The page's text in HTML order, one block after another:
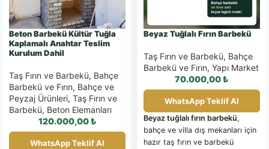
Beton Barbekü Kültür Tuğla
Kaplamalı Anahtar Teslim
Kurulum Dahil
Taş Fırın ve Barbekü, Bahçe
Barbekü ve Fırın, Bahçe ve
Peyzaj Ürünleri, Taş Fırın ve
Barbekü, Beton Elemanları
120.000,00₺
WhatsApp Teklif Al
Beyaz Tuğlalı Fırın Barbekü
Taş Fırın ve Barbekü, Bahçe
Barbekü ve Fırın, Yapı Market
70.000,00₺
WhatsApp Teklif Al
Beyaz tuğlalı fırın barbekü,
bahçe ve villa dış mekanları için
hazır taş fırın ve barbekü